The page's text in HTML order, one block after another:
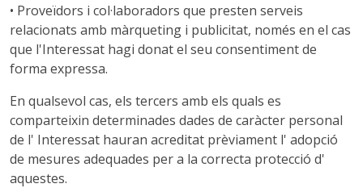
• Proveïdors i col·laboradors que presten serveis
relacionats amb màrqueting i publicitat, només en el cas
que l'Interessat hagi donat el seu consentiment de
forma expressa.
En qualsevol cas, els tercers amb els quals es
comparteixin determinades dades de caràcter personal
de l' Interessat hauran acreditat prèviament l' adopció
de mesures adequades per a la correcta protecció d'
aquestes.